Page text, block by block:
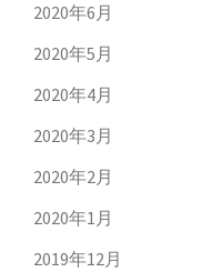
2020年6月
2020年5月
2020年4月
2020年3月
2020年2月
2020年1月
2019年12月